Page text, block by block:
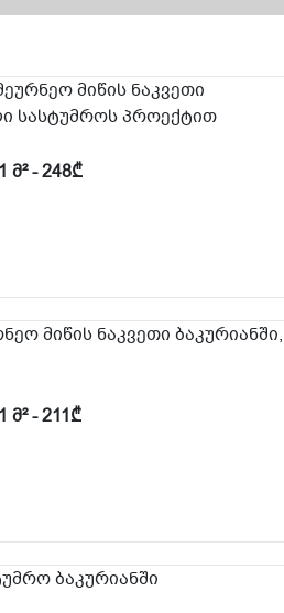
მიწის ნაკვეთი
სასტუმროს პროექტით
1 მ² - 248₾
მიწის ნაკვეთი ბაკურიანში,
1 მ² - 211₾
ბაკურიანში